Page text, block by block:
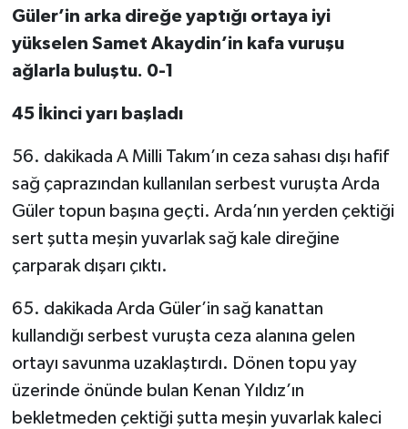
Güler’in arka direğe yaptığı ortaya iyi
yükselen Samet Akaydin’in kafa vuruşu
ağlarla buluştu. 0-1
45 İkinci yarı başladı
56. dakikada A Milli Takım’ın ceza sahası dışı hafif
sağ çaprazından kullanılan serbest vuruşta Arda
Güler topun başına geçti. Arda’nın yerden çektiği
sert şutta meşin yuvarlak sağ kale direğine
çarparak dışarı çıktı.
65. dakikada Arda Güler’in sağ kanattan
kullandığı serbest vuruşta ceza alanına gelen
ortayı savunma uzaklaştırdı. Dönen topu yay
üzerinde önünde bulan Kenan Yıldız’ın
bekletmeden çektiği şutta meşin yuvarlak kaleci